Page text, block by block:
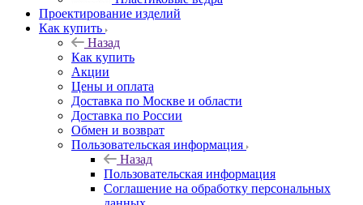
Проектирование изделий
Как купить
Назад
Как купить
Акции
Цены и оплата
Доставка по Москве и области
Доставка по России
Обмен и возврат
Пользовательская информация
Назад
Пользовательская информация
Соглашение на обработку персональных